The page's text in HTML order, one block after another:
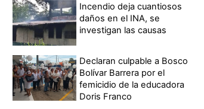
Incendio deja cuantiosos
daños en el INA, se
investigan las causas
Declaran culpable a Bosco
Bolívar Barrera por el
femicidio de la educadora
Doris Franco